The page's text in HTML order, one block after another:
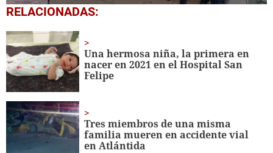
0
seconds
1
minute,
56
seconds
RELACIONADAS:
Una hermosa niña, la primera en
nacer en 2021 en el Hospital San
Felipe
Tres miembros de una misma
familia mueren en accidente vial
en Atlántida